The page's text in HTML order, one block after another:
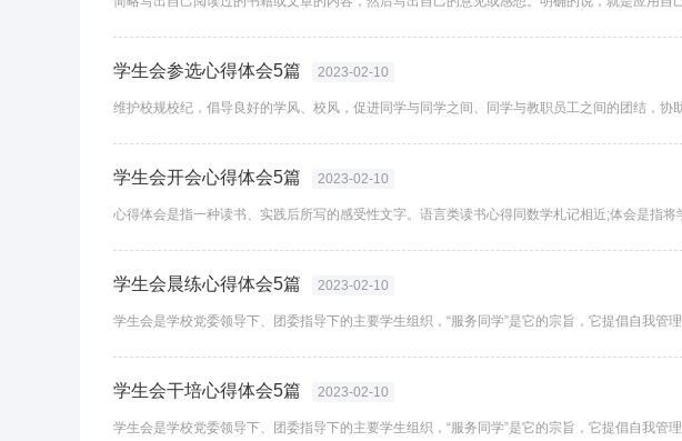
学生会参选心得体会5篇 2023-02-10
学生会开会心得体会5篇 2023-02-10
学生会晨练心得体会5篇 2023-02-10
学生会干培心得体会5篇 2023-02-10